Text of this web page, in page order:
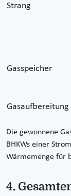
Strang
Gasspeicher
Gasaufbereitung
Die gewonnene
BHKWs einer
Wärmemenge für
4.